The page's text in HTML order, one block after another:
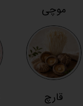
موچی
قارچ